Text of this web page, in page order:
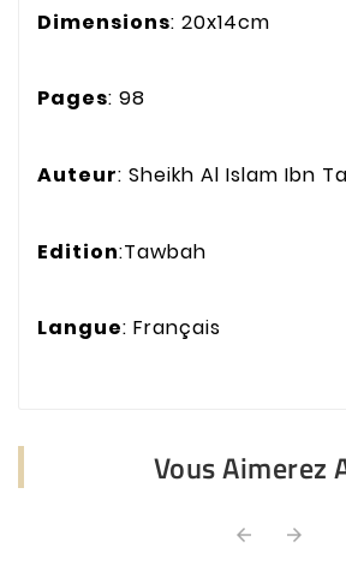
Dimensions: 20x14cm
Pages: 98
Auteur: Sheikh Al Islam Ibn
Edition:Tawbah
Langue: Français
Vous Aimerez
 